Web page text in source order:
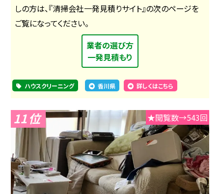
しの方は、『清掃会社一発見積りサイト』の次のページを
ご覧になってください。
業者の選び方
一発見積もり
ハウスクリーニング 香川県 詳しくはこちら
11 ★閲覧数→543回